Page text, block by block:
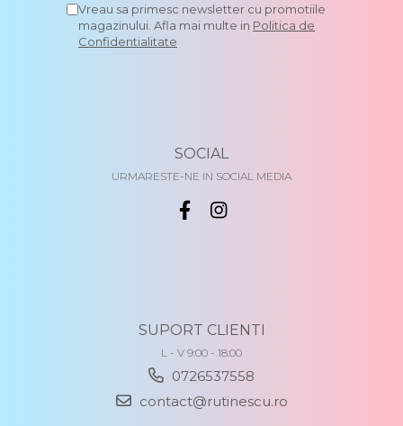
Vreau sa primesc newsletter cu promotiile
magazinului. Afla mai multe in Politica de
Confidentialitate
SOCIAL
URMARESTE-NE IN SOCIAL MEDIA
SUPORT CLIENTI
L - V 9:00 - 18:00
0726537558
contact@rutinescu.ro